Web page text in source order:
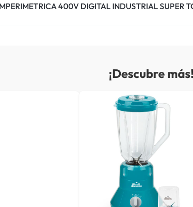
400V DIGITAL INDUSTRIAL SUPER
¡Descubre